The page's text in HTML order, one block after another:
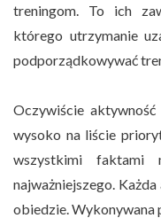
treningom. To ich
którego utrzymanie
podporządkowywać
Oczywiście
wysoko na liście
wszystkimi
najważniejszego.
obiedzie. Wykonywana